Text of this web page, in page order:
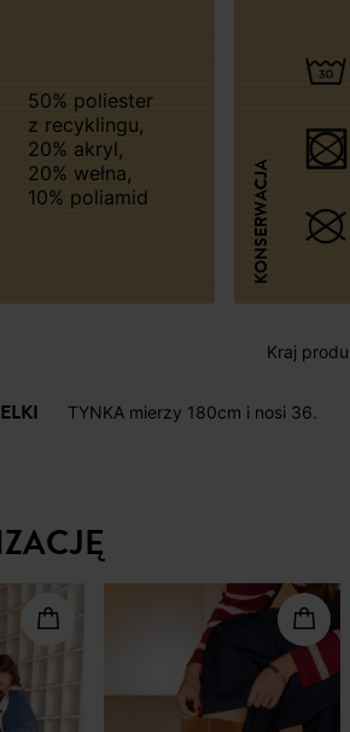
50% poliester
z recyklingu,
20% akryl,
20% wełna,
10% poliamid
KONSERWACJA
Kraj
TYNKA mierzy 180cm i nosi 36.